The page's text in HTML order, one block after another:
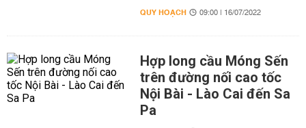
QUY HOẠCH 09:00 | 16/07/2022
Hợp long cầu Móng Sến
trên đường nối cao tốc
Nội Bài - Lào Cai đến Sa
Pa